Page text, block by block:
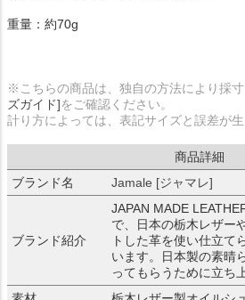
重量：約70g
※こちらの商品は、独自の方法により採
ズガイド]をご確認ください。
計り方によっては、表記サイズと誤差が生
商品詳細
ブランド名
Jamale [ジャマレ]
ブランド紹介
JAPAN MADE
で、日本の栃木レザー
トした革を使い仕立て
います。日本製の素晴
ってもらうために立ち